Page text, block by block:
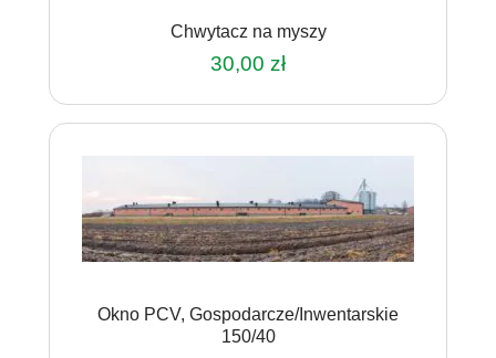
Chwytacz na myszy
30,00 zł
Okno PCV, Gospodarcze/Inwentarskie
150/40